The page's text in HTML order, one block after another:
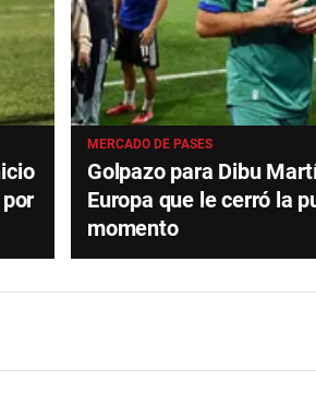
MERCADO DE PASES
Golpazo para Dibu
Europa que le cerró la
momento